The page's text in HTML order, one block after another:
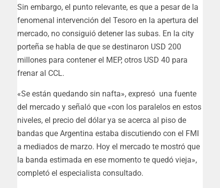
Sin embargo, el punto relevante, es que a pesar de la
fenomenal intervención del Tesoro en la apertura del
mercado, no consiguió detener las subas. En la city
porteña se habla de que se destinaron USD 200
millones para contener el MEP, otros USD 40 para
frenar al CCL.
«Se están quedando sin nafta», expresó una fuente
del mercado y señaló que «con los paralelos en estos
niveles, el precio del dólar ya se acerca al piso de
bandas que Argentina estaba discutiendo con el FMI
a mediados de marzo. Hoy el mercado te mostró que
la banda estimada en ese momento te quedó vieja»,
completó el especialista consultado.